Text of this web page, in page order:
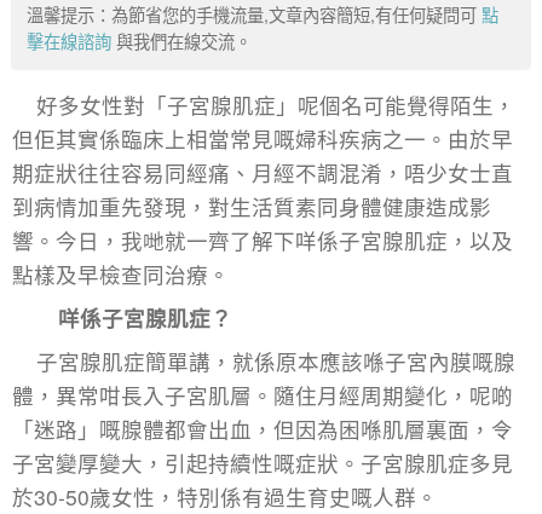
溫馨提示：為節省您的手機流量,文章內容簡短,有任何疑問可點
擊在線諮詢 與我們在線交流。
好多女性對「子宮腺肌症」呢個名可能覺得陌生，
但佢其實係臨床上相當常見嘅婦科疾病之一。由於早
期症狀往往容易同經痛、月經不調混淆，唔少女士直
到病情加重先發現，對生活質素同身體健康造成影
響。今日，我哋就一齊了解下咩係子宮腺肌症，以及
點樣及早檢查同治療。
咩係子宮腺肌症？
子宮腺肌症簡單講，就係原本應該喺子宮內膜嘅腺
體，異常咁長入子宮肌層。隨住月經周期變化，呢啲
「迷路」嘅腺體都會出血，但因為困喺肌層裏面，令
子宮變厚變大，引起持續性嘅症狀。子宮腺肌症多見
於30-50歲女性，特別係有過生育史嘅人群。